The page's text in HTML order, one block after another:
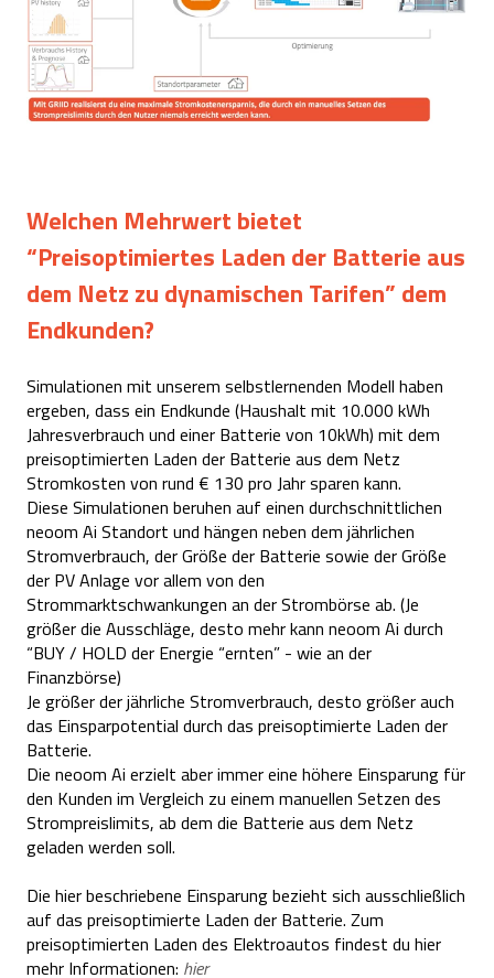
Welchen Mehrwert bietet
“Preisoptimiertes Laden der Batterie aus
dem Netz zu dynamischen Tarifen” dem
Endkunden?
Simulationen mit unserem selbstlernenden Modell haben
ergeben, dass ein Endkunde (Haushalt mit 10.000 kWh
Jahresverbrauch und einer Batterie von 10kWh) mit dem
preisoptimierten Laden der Batterie aus dem Netz
Stromkosten von rund € 130 pro Jahr sparen kann.
Diese Simulationen beruhen auf einen durchschnittlichen
neoom Ai Standort und hängen neben dem jährlichen
Stromverbrauch, der Größe der Batterie sowie der Größe
der PV Anlage vor allem von den
Strommarktschwankungen an der Strombörse ab. (Je
größer die Ausschläge, desto mehr kann neoom Ai durch
“BUY / HOLD der Energie “ernten” - wie an der
Finanzbörse)
Je größer der jährliche Stromverbrauch, desto größer auch
das Einsparpotential durch das preisoptimierte Laden der
Batterie.
Die neoom Ai erzielt aber immer eine höhere Einsparung für
den Kunden im Vergleich zu einem manuellen Setzen des
Strompreislimits, ab dem die Batterie aus dem Netz
geladen werden soll.
Die hier beschriebene Einsparung bezieht sich ausschließlich
auf das preisoptimierte Laden der Batterie. Zum
preisoptimierten Laden des Elektroautos findest du hier
mehr Informationen: hier